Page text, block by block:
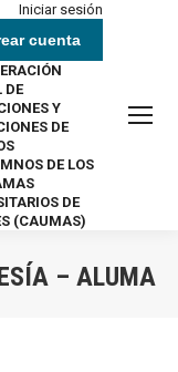
Iniciar sesión
cuenta
DE
Y
DE
DE LOS
DE
(CAUMAS)
– ALUMA